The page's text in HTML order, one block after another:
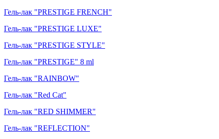
Гель-лак "PRESTIGE FRENCH"
Гель-лак "PRESTIGE LUXE"
Гель-лак "PRESTIGE STYLE"
Гель-лак "PRESTIGE" 8 ml
Гель-лак "RAINBOW"
Гель-лак "Red Cat"
Гель-лак "RED SHIMMER"
Гель-лак "REFLECTION"